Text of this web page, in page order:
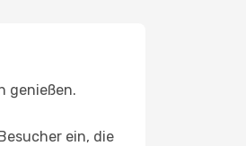
genießen.
ein, die